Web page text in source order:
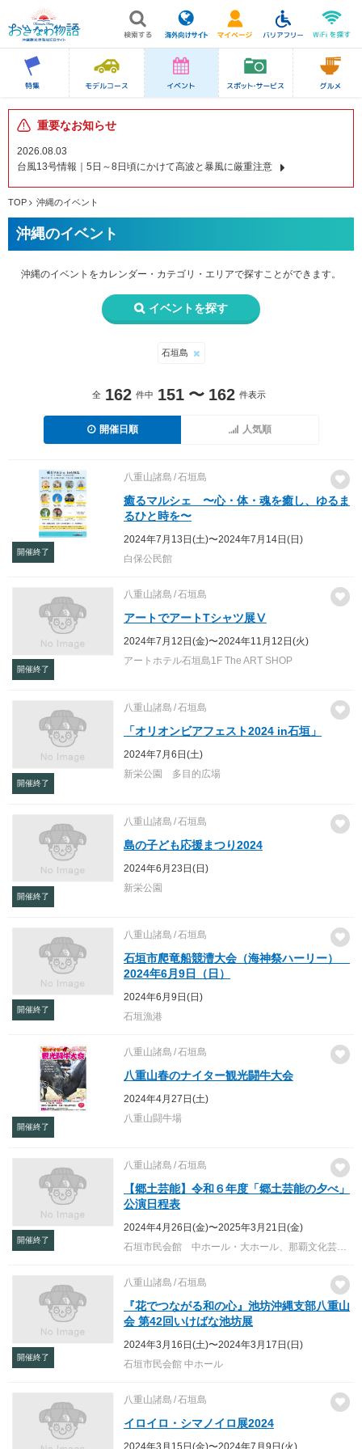
重要なお知らせ
2026.08.03
台風13号情報｜5日～8日頃にかけて高波と暴風に厳重注意
TOP 沖縄のイベント
沖縄のイベント
沖縄のイベントをカレンダー・カテゴリ・エリアで探すことができます。
イベントを探す
石垣島
全 162 件中 151 〜 162 件表示
開催日順 人気順
開催終了
八重山諸島 石垣島
癒るマルシェ 〜心・体・魂を癒し、ゆるま
るひと時を〜
2024年7月13日(土)〜2024年7月14日(日)
白保公民館
開催終了
八重山諸島 石垣島
アートでアートTシャツ展Ⅴ
2024年7月12日(金)〜2024年11月12日(火)
アートホテル石垣島1F The ART SHOP
開催終了
八重山諸島 石垣島
「オリオンビアフェスト2024 in石垣」
2024年7月6日(土)
新栄公園 多目的広場
開催終了
八重山諸島 石垣島
島の子ども応援まつり2024
2024年6月23日(日)
新栄公園
開催終了
八重山諸島 石垣島
石垣市爬竜船競漕大会（海神祭ハーリー）
2024年6月9日（日）
2024年6月9日(日)
石垣漁港
開催終了
八重山諸島 石垣島
八重山春のナイター観光闘牛大会
2024年4月27日(土)
八重山闘牛場
開催終了
八重山諸島 石垣島
【郷土芸能】令和６年度「郷土芸能の夕べ」
公演日程表
2024年4月26日(金)〜2025年3月21日(金)
石垣市民会館 中ホール・大ホール、那覇文化芸術劇場なはーと、石垣市新栄公園
開催終了
八重山諸島 石垣島
『花でつながる和の心』池坊沖縄支部八重山
会 第42回いけばな池坊展
2024年3月16日(土)〜2024年3月17日(日)
石垣市民会館 中ホール
八重山諸島 石垣島
イロイロ・シマノイロ展2024
2024年3月15日(金)〜2024年7月9日(火)